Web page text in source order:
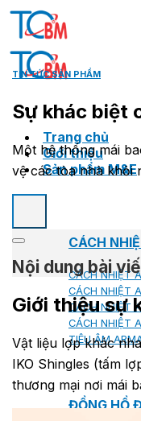
Skip
Trang chủ
Giới thiệu
Sản phẩm M&E
CÁCH
CÁCH NHIỆT
CÁCH NHIỆT
CÁCH NHIỆT
CÁCH NHIỆT
TIÊU ÂM
ĐỒNG HỒ
TIN TỨC SẢN PHẨM
Sự khác biệt
Một hệ thống mái
vệ các tòa nhà khỏi
Nội dung bài
Giới thiệu sự
Vật liệu lợp khác
IKO Shingles (tấm
thương mại nơi mái